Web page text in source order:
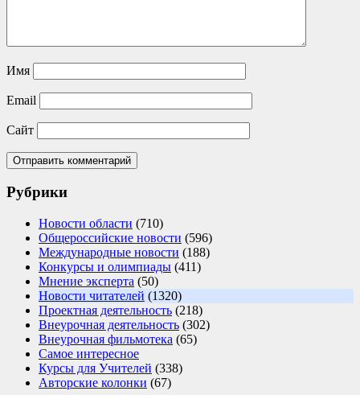
Имя
Email
Сайт
Рубрики
Новости области (710)
Общероссийские новости (596)
Международные новости (188)
Конкурсы и олимпиады (411)
Мнение эксперта (50)
Новости читателей (1320)
Проектная деятельность (218)
Внеурочная деятельность (302)
Внеурочная фильмотека (65)
Самое интересное
Курсы для Учителей (338)
Авторские колонки (67)